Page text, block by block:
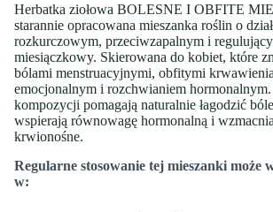
Herbatka ziołowa BOLESNE I OBFITE
starannie opracowana mieszanka roślin o
rozkurczowym, przeciwzapalnym i
miesiączkowy. Skierowana do kobiet, które
bólami menstruacyjnymi, obfitymi
emocjonalnym i rozchwianiem hormonalnym.
kompozycji pomagają naturalnie łagodzić
wspierają równowagę hormonalną i
krwionośne.
Regularne stosowanie tej mieszanki może
w: